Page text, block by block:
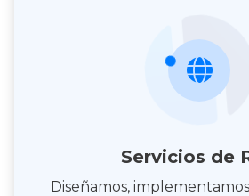
Servicios de
Diseñamos,